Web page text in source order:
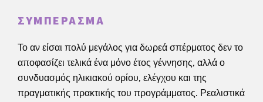
ΣΥΜΠΈΡΑΣΜΑ
Το αν είσαι πολύ μεγάλος για δωρεά σπέρματος δεν το
αποφασίζει τελικά ένα μόνο έτος γέννησης, αλλά ο
συνδυασμός ηλικιακού ορίου, ελέγχου και της
πραγματικής πρακτικής του προγράμματος. Ρεαλιστικά